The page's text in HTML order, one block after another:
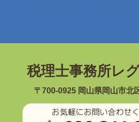
税理士事務所レ
〒700-0925 岡山県岡山市北